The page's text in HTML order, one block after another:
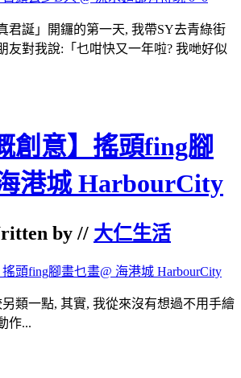
君誕」開鑼的第一天, 我帶SY去青綠街
友對我說: 「乜咁快又一年啦? 我哋好似
創意】搖頭fing腳
港城 HarbourCity
by // 大仁生活
類一點, 其實, 我從來沒有想過不用手繪
作...